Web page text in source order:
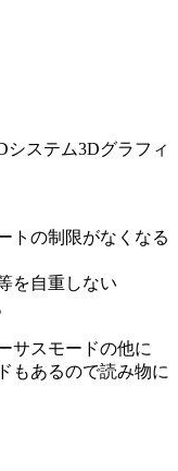
ステム3Dグラフィ
トの制限がなくなる
を自重しない
サスモードの他に
もあるので読み物に